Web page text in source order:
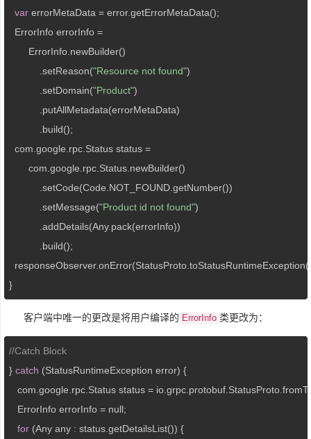
var errorMetaData = error.getErrorMetaData();
  ErrorInfo errorInfo =
       ErrorInfo.newBuilder()
           .setReason(
"Resource not found")
           .setDomain(
"Product")
           .putAllMetadata(errorMetaData)
           .build();
  com.google.rpc.Status status =
       com.google.rpc.Status.newBuilder()
           .setCode(Code.NOT_FOUND.getNumber())
           .setMessage(
"Product id not found")
           .addDetails(Any.pack(errorInfo))
           .build();
}
客户端中唯一的更改是将用户编译的 ErrorInfo 类更改为：
//Catch Block
} catch (StatusRuntimeException error) {
com.google.rpc.Status status =
   ErrorInfo errorInfo = null;
for (Any any : status.getDetailsList()) {